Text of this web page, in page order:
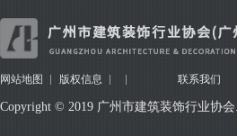
网站地图 版权信息 联系我们
Copyright © 2019 广州市建筑装饰行业协会.